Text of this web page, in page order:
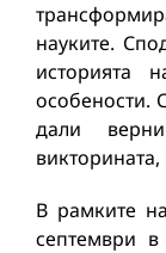
науките.
историята
особености.
дали
В рамките
септември